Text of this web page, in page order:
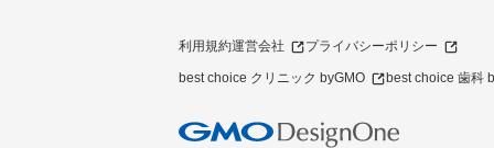
利用規約運営会社 プライバシーポリシー
best choice クリニック byGMO best choice 歯科